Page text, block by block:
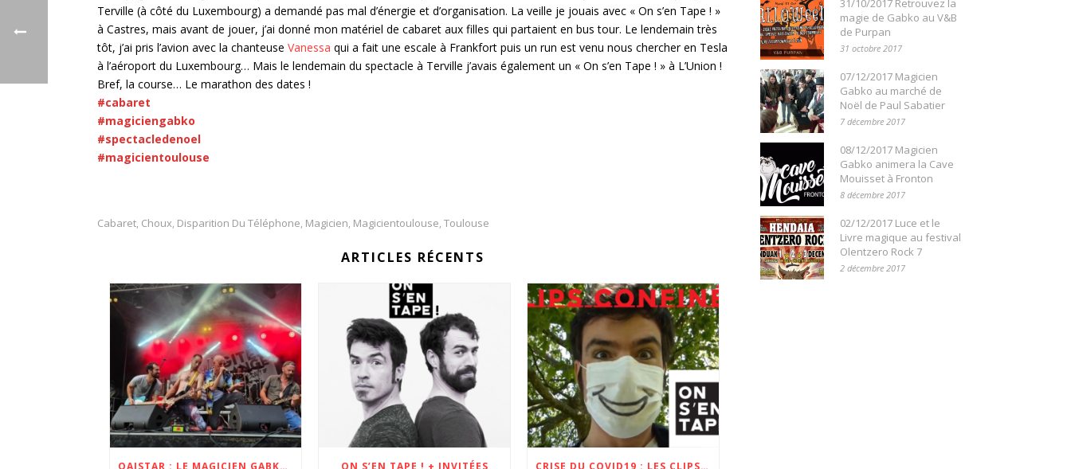
Terville (à côté du Luxembourg) a demandé pas mal d’énergie et d’organisation. La veille je jouais avec « On s’en Tape ! »
à Castres, mais avant de jouer, j’ai donné mon matériel de cabaret aux filles qui partaient en bus tour. Le lendemain très
tôt, j’ai pris l’avion avec la chanteuse Vanessa qui a fait une escale à Frankfort puis un run est venu nous chercher en Tesla
à l’aéroport du Luxembourg… Mais le lendemain du spectacle à Terville j’avais également un « On s’en Tape ! » à L’Union !
Bref, la course… Le marathon des dates !
#cabaret
#magiciengabko
#spectacledenoel
#magicientoulouse
Cabaret, Choux, Disparition Du Téléphone, Magicien, Magicientoulouse, Toulouse
ARTICLES RÉCENTS
OAISTAR : LE MAGICIEN GABKO DEVIENT LEUR BATTEUR POUR L’ALBUM ET LA TOURNÉE ZOBI 2023 ET 2024 ON S’EN TAPE ! + INVITÉES CRISE DU COVID19 : LES CLIPS CONFINÉS MÊLANT MUSIQUE ET MAGIE !
31/10/2017 Retrouvez la
magie de Gabko au V&B
de Purpan
31 octobre 2017
07/12/2017 Magicien
Gabko au marché de
Noël de Paul Sabatier
7 décembre 2017
08/12/2017 Magicien
Gabko animera la Cave
Mouisset à Fronton
8 décembre 2017
02/12/2017 Luce et le
Livre magique au festival
Olentzero Rock 7
2 décembre 2017